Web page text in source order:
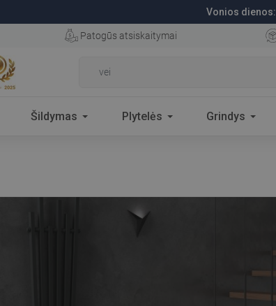
Vonios dienos:
Patogūs atsiskaitymai
Šildymas Plytelės Grindys